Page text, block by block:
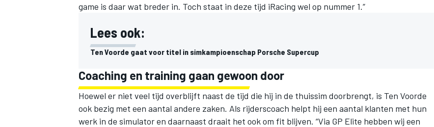
game is daar wat breder in. Toch staat in deze tijd iRacing wel op nummer 1.”
Lees ook:
Ten Voorde gaat voor titel in simkampioenschap Porsche Supercup
Coaching en training gaan gewoon door
Hoewel er niet veel tijd overblijft naast de tijd die hij in de thuissim doorbrengt, is Ten Voorde
ook bezig met een aantal andere zaken. Als rijderscoach helpt hij een aantal klanten met hun
werk in de simulator en daarnaast draait het ook om fit blijven. “Via GP Elite hebben wij een